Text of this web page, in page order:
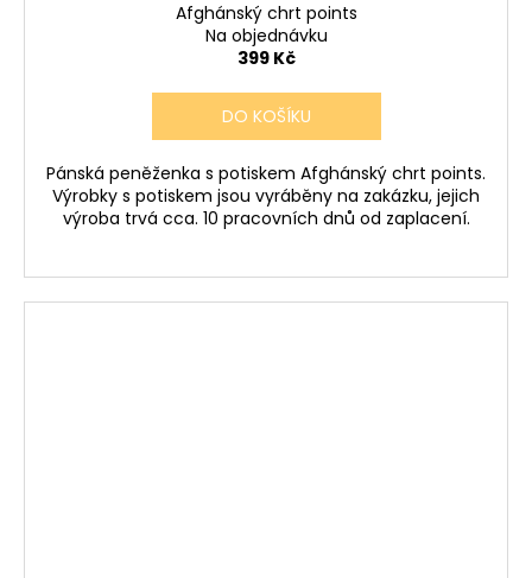
Afghánský chrt points
Na objednávku
399 Kč
DO KOŠÍKU
Pánská peněženka s potiskem Afghánský chrt points.
Výrobky s potiskem jsou vyráběny na zakázku, jejich
výroba trvá cca. 10 pracovních dnů od zaplacení.